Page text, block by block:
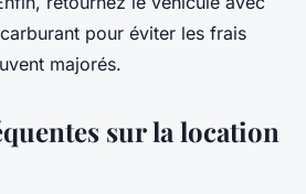
pour éviter les frais
majorés.
sur la location